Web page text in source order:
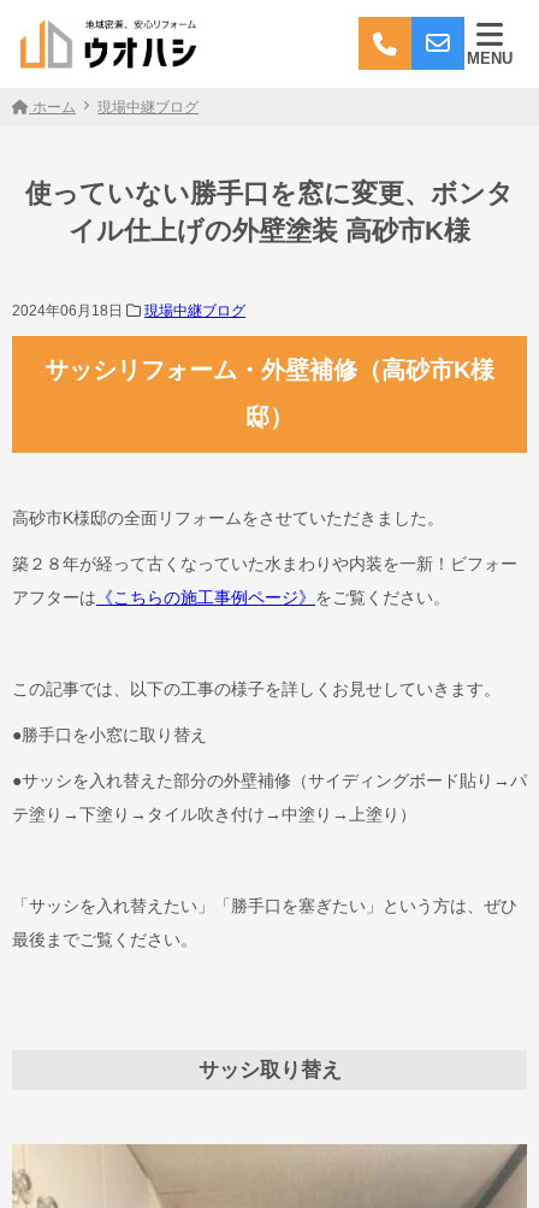
MENU
ホーム 現場中継ブログ
使っていない勝手口を窓に変更、ボンタ
イル仕上げの外壁塗装 高砂市K様
2024年06月18日 現場中継ブログ
サッシリフォーム・外壁補修（高砂市K様
邸）
高砂市K様邸の全面リフォームをさせていただきました。
築２８年が経って古くなっていた水まわりや内装を一新！ビフォー
アフターは 《こちらの施工事例ページ》 をご覧ください。
この記事では、以下の工事の様子を詳しくお見せしていきます。
●勝手口を小窓に取り替え
●サッシを入れ替えた部分の外壁補修（サイディングボード貼り→パ
テ塗り→下塗り→タイル吹き付け→中塗り→上塗り）
「サッシを入れ替えたい」「勝手口を塞ぎたい」という方は、ぜひ
最後までご覧ください。
サッシ取り替え